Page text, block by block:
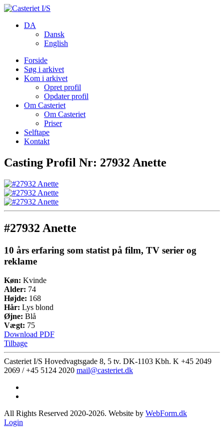
DA
Dansk
English
Forside
Søg i arkivet
Kom i arkivet
Opret profil
Opdater profil
Om Casteriet
Om Casteriet
Priser
Selftape
Kontakt
Casting Profil Nr: 27932 Anette
#27932 Anette
10 års erfaring som statist på film, TV serier og
reklame
Køn: Kvinde
Alder: 74
Højde: 168
Hår: Lys blond
Øjne: Blå
Vægt: 75
Download PDF
Tilbage
Casteriet I/S Hovedvagtsgade 8, 5 tv. DK-1103 Kbh. K +45 2049
2069 / +45 5124 2020 mail@casteriet.dk
All Rights Reserved 2020-2026. Website by WebForm.dk
Login